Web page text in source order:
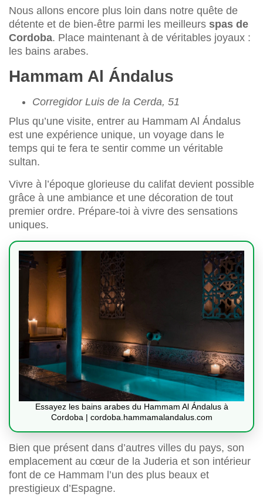
Nous allons encore plus loin dans notre quête de
détente et de bien-être parmi les meilleurs spas de
Cordoba. Place maintenant à de véritables joyaux :
les bains arabes.
Hammam Al Ándalus
Corregidor Luis de la Cerda, 51
Plus qu’une visite, entrer au Hammam Al Ándalus
est une expérience unique, un voyage dans le
temps qui te fera te sentir comme un véritable
sultan.
Vivre à l’époque glorieuse du califat devient possible
grâce à une ambiance et une décoration de tout
premier ordre. Prépare-toi à vivre des sensations
uniques.
Essayez les bains arabes du Hammam Al Ándalus à
Cordoba | cordoba.hammamalandalus.com
Bien que présent dans d’autres villes du pays, son
emplacement au cœur de la Juderia et son intérieur
font de ce Hammam l’un des plus beaux et
prestigieux d’Espagne.